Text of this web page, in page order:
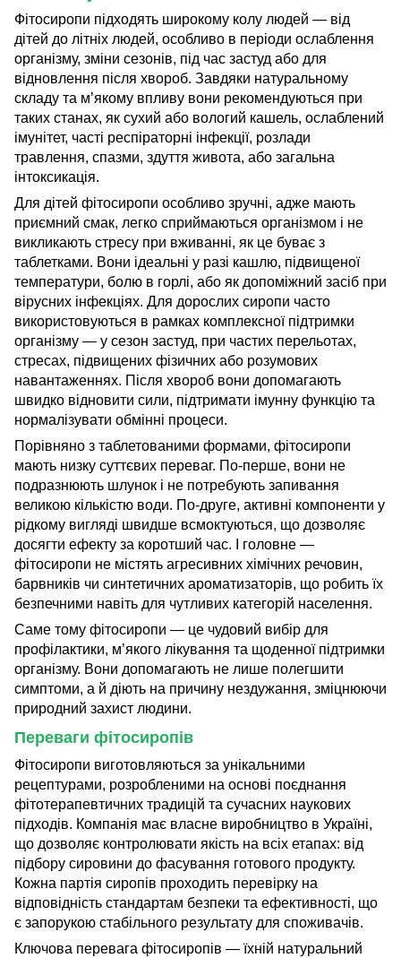
Фітосиропи підходять широкому колу людей — від
дітей до літніх людей, особливо в періоди ослаблення
організму, зміни сезонів, під час застуд або для
відновлення після хвороб. Завдяки натуральному
складу та м’якому впливу вони рекомендуються при
таких станах, як сухий або вологий кашель, ослаблений
імунітет, часті респіраторні інфекції, розлади
травлення, спазми, здуття живота, або загальна
інтоксикація.
Для дітей фітосиропи особливо зручні, адже мають
приємний смак, легко сприймаються організмом і не
викликають стресу при вживанні, як це буває з
таблетками. Вони ідеальні у разі кашлю, підвищеної
температури, болю в горлі, або як допоміжний засіб при
вірусних інфекціях. Для дорослих сиропи часто
використовуються в рамках комплексної підтримки
організму — у сезон застуд, при частих перельотах,
стресах, підвищених фізичних або розумових
навантаженнях. Після хвороб вони допомагають
швидко відновити сили, підтримати імунну функцію та
нормалізувати обмінні процеси.
Порівняно з таблетованими формами, фітосиропи
мають низку суттєвих переваг. По-перше, вони не
подразнюють шлунок і не потребують запивання
великою кількістю води. По-друге, активні компоненти у
рідкому вигляді швидше всмоктуються, що дозволяє
досягти ефекту за коротший час. І головне —
фітосиропи не містять агресивних хімічних речовин,
барвників чи синтетичних ароматизаторів, що робить їх
безпечними навіть для чутливих категорій населення.
Саме тому фітосиропи — це чудовий вибір для
профілактики, м’якого лікування та щоденної підтримки
організму. Вони допомагають не лише полегшити
симптоми, а й діють на причину нездужання, зміцнюючи
природний захист людини.
Переваги фітосиропів
Фітосиропи виготовляються за унікальними
рецептурами, розробленими на основі поєднання
фітотерапевтичних традицій та сучасних наукових
підходів. Компанія має власне виробництво в Україні,
що дозволяє контролювати якість на всіх етапах: від
підбору сировини до фасування готового продукту.
Кожна партія сиропів проходить перевірку на
відповідність стандартам безпеки та ефективності, що
є запорукою стабільного результату для споживачів.
Ключова перевага фітосиропів — їхній натуральний